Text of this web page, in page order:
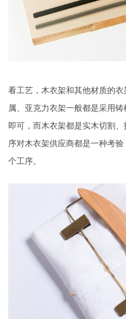
看工艺，木衣架和其他材质的
属、亚克力衣架一般都是采用
即可，而木衣架都是实木切割
序对木衣架供应商都是一种考
个工序。